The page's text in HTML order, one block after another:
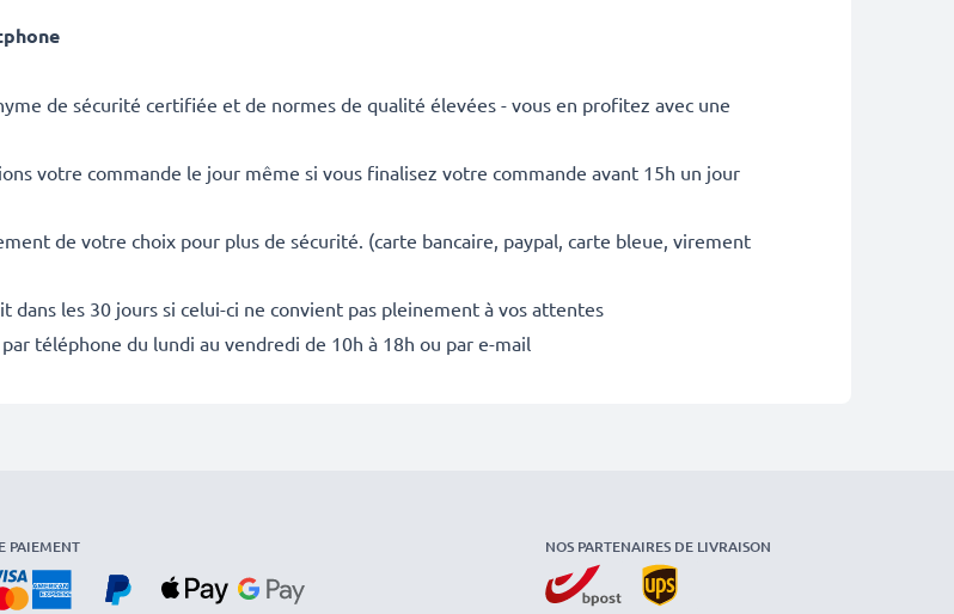
de sécurité certifiée et de normes de qualité élevées - vous en profitez avec une
votre commande le jour même si vous finalisez votre commande avant 15h un jour
de votre choix pour plus de sécurité. (carte bancaire, paypal, carte bleue, virement
dans les 30 jours si celui-ci ne convient pas pleinement à vos attentes
téléphone du lundi au vendredi de 10h à 18h ou par e-mail
PAIEMENT NOS PARTENAIRES DE LIVRAISON